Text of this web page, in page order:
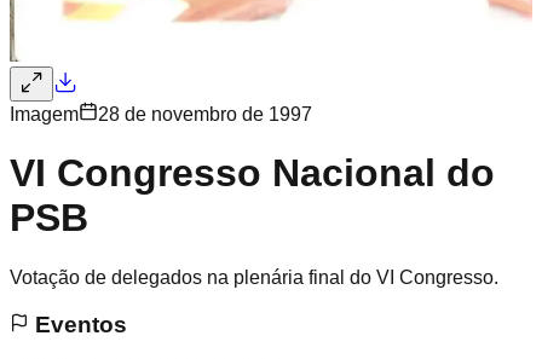
Imagem 28 de novembro de 1997
VI Congresso Nacional do
PSB
Votação de delegados na plenária final do VI Congresso.
Eventos